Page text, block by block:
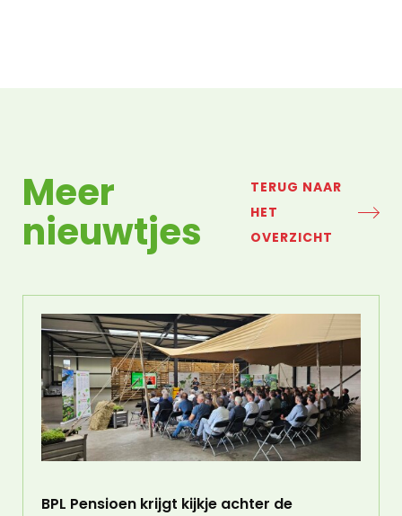
Meer
nieuwtjes
TERUG NAAR
HET
OVERZICHT
BPL Pensioen krijgt kijkje achter de